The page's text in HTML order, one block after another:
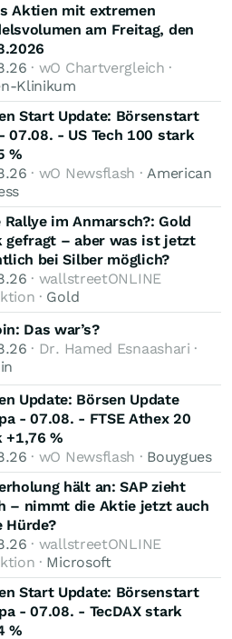
Aktien mit extremen
am Freitag, den
· wO Chartvergleich ·
Klinikum
Start Update: Börsenstart
07.08. - US Tech 100 stark
%
· wO Newsflash ·American
Rallye im Anmarsch?: Gold
gefragt – aber was ist jetzt
bei Silber möglich?
· wallstreetONLINE
· Gold
Das war’s?
· Dr. Hamed Esnaashari ·
Update: Börsen Update
- 07.08. - FTSE Athex 20
+1,76 %
· wO Newsflash · Bouygues
hält an: SAP zieht
– nimmt die Aktie jetzt auch
Hürde?
· wallstreetONLINE
· Microsoft
Start Update: Börsenstart
- 07.08. - TecDAX stark
%